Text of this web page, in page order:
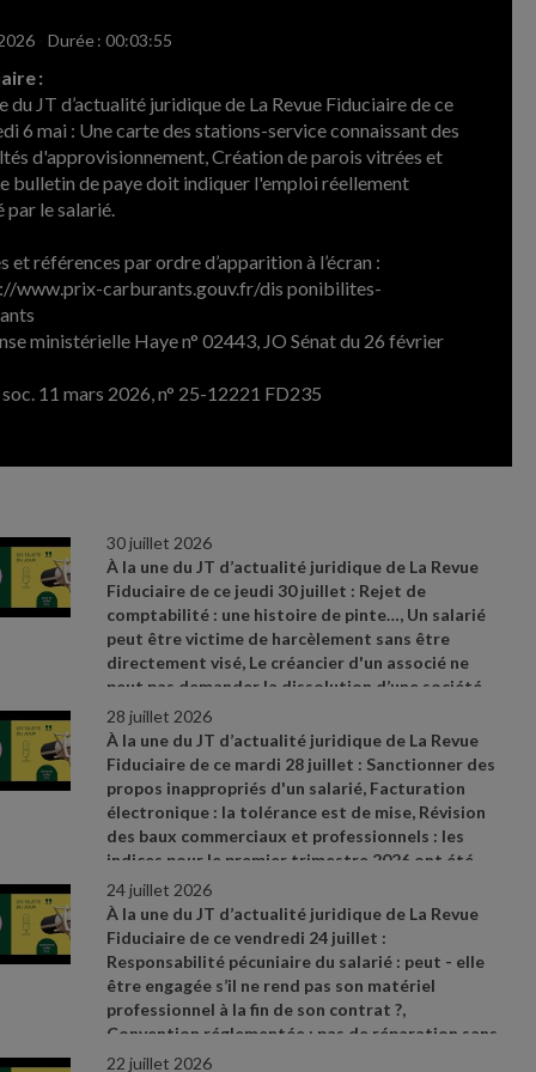
Durée : 00:03:55
:
du JT d’actualité juridique de La Revue Fiduciaire de ce
6 mai : Une carte des stations-service connaissant des
d'approvisionnement, Création de parois vitrées et
bulletin de paye doit indiquer l'emploi réellement
par le salarié.
et références par ordre d’apparition à l’écran :
www.prix-carburants.gouv.fr/dis ponibilites-
ministérielle Haye n° 02443, JO Sénat du 26 février
soc. 11 mars 2026, n° 25-12221 FD235
30 juillet 2026
À la une du JT d’actualité juridique de La Revue
Fiduciaire de ce jeudi 30 juillet : Rejet de
comptabilité : une histoire de pinte…, Un salarié
peut être victime de harcèlement sans être
directement visé, Le créancier d'un associé ne
peut pas demander la dissolution d’une société
pour justes motifs. Sources et références par
ordre d’apparition à l’écran :- CAA Marseille n°
24MA03292 du 28 mai 2026- Cass. soc. 8 juillet
2026, n° 24- 17481 D- Cass civ., 3e ch., 11 juin
2026, n° 24- 19326
28 juillet 2026
À la une du JT d’actualité juridique de La Revue
Fiduciaire de ce mardi 28 juillet : Sanctionner des
propos inappropriés d'un salarié, Facturation
électronique : la tolérance est de mise, Révision
des baux commerciaux et professionnels : les
indices pour le premier trimestre 2026 ont été
publiés. Sources et références par ordre
d’apparition à l’écran :- Cass. soc. 8 juillet 2026,
n° 24- 22696 D- Communiqué de presse du
ministère de l’Action et des Comptes publics du
11 juillet 2026, n° 898-
https://www.insee.fr/fr/statistiques/9009677 ;
https://www.insee.fr/fr/statistiques/9009681 ;
24 juillet 2026
À la une du JT d’actualité juridique de La Revue
Fiduciaire de ce vendredi 24 juillet :
Responsabilité pécuniaire du salarié : peut - elle
être engagée s’il ne rend pas son matériel
professionnel à la fin de son contrat ?,
Convention réglementée : pas de réparation sans
préjudice démontré, Plus
22 juillet 2026